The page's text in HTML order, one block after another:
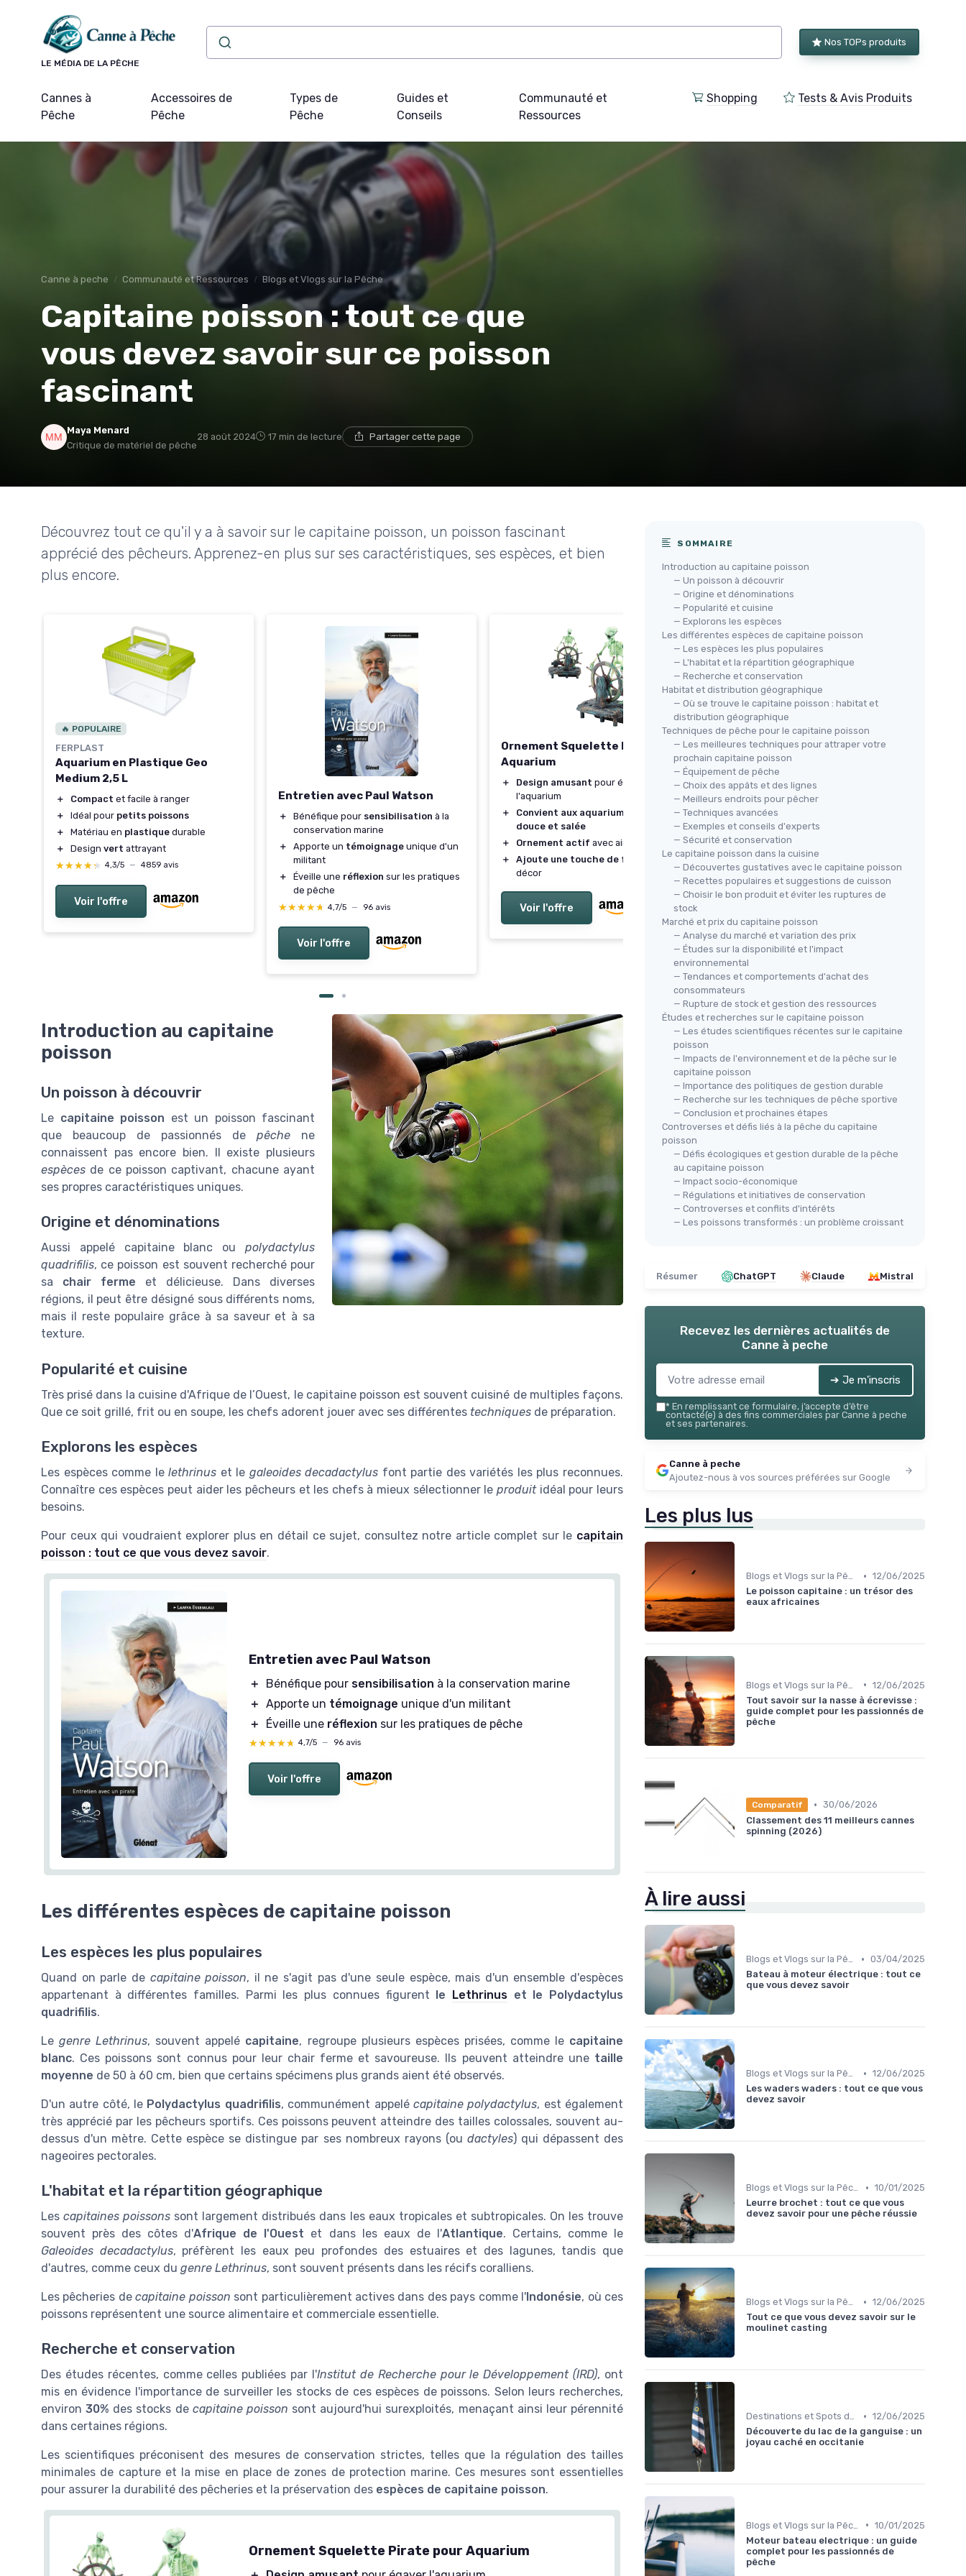
LE MÉDIA DE LA PÊCHE
Nos TOPs produits
Cannes à
Pêche
Accessoires de
Pêche
Types de
Pêche
Guides et
Conseils
Communauté et
Ressources
Shopping Tests & Avis Produits
Canne à peche Communauté et Ressources Blogs et Vlogs sur la Pêche
Capitaine poisson : tout ce que
vous devez savoir sur ce poisson
fascinant
Maya Menard
Critique de matériel de pêche
28 août 2024 17 min de lecture Partager cette page
Découvrez tout ce qu'il y a à savoir sur le capitaine poisson, un poisson fascinant
apprécié des pêcheurs. Apprenez-en plus sur ses caractéristiques, ses espèces, et bien
plus encore.
🔥 POPULAIRE
FERPLAST
Aquarium en Plastique Geo
Medium 2,5 L
＋ Compact et facile à ranger
＋
Idéal pour petits poissons
＋
Matériau en plastique durable
＋
Design vert attrayant
★★★★★
★★★★★ 4,3/5 — 4859 avis
Voir l'offre
Entretien avec Paul Watson
＋ Bénéfique pour sensibilisation à la
conservation marine
＋
Apporte un témoignage unique d'un
militant
＋
Éveille une réflexion sur les pratiques
de pêche
★★★★★
★★★★★ 4,7/5 — 96 avis
Voir l'offre
Ornement Squelette Pirate pour
Aquarium
＋ Design amusant pour égayer
l'aquarium
＋
Convient aux aquariums d'eau
douce et salée
＋
Ornement actif avec air comprimé
＋
Ajoute une touche de fantaisieau
décor
Voir l'offre
Chapeau Marin Réglable
JINGTOPS
＋ Réglablepour un ajustement parfait
＋
Inclusun télescope
＋ Idéalpour déguisements marins
＋ Parfait pour fêtes à la plage
＋ Unisexe pour homme et femme
★★★★★
★★★★★ 4,5/5
Voir l'offre
Introduction au capitaine
poisson
Un poisson à découvrir
Le capitaine poisson est un poisson fascinant
que beaucoup de passionnés de pêche ne
connaissent pas encore bien. Il existe plusieurs
espèces de ce poisson captivant, chacune ayant
ses propres caractéristiques uniques.
Origine et dénominations
Aussi appelé capitaine blanc ou polydactylus
quadrifilis, ce poisson est souvent recherché pour
sa chair ferme et délicieuse. Dans diverses
régions, il peut être désigné sous différents noms,
mais il reste populaire grâce à sa saveur et à sa
texture.
Popularité et cuisine
Très prisé dans la cuisine d'Afrique de l’Ouest, le capitaine poisson est souvent cuisiné de multiples façons.
Que ce soit grillé, frit ou en soupe, les chefs adorent jouer avec ses différentes techniques de préparation.
Explorons les espèces
Les espèces comme lelethrinus et le galeoides decadactylus font partie des variétés les plus reconnues.
Connaître ces espèces peut aider les pêcheurs et les chefs à mieux sélectionner leproduitidéal pour leurs
besoins.
Pour ceux qui voudraient explorer plus en détail ce sujet, consultez notre article complet sur le capitain
poisson : tout ce que vous devez savoir.
Entretien avec Paul Watson
＋ Bénéfique pour sensibilisation à la conservation marine
＋ Apporte un témoignage unique d'un militant
＋
Éveille une réflexion sur les pratiques de pêche
★★★★★
★★★★★ 4,7/5 — 96 avis
Voir l'offre
Les différentes espèces de capitaine poisson
Les espèces les plus populaires
Quand on parle de capitaine poisson, il ne s'agit pas d'une seule espèce, mais d'un ensemble d'espèces
appartenant à différentes familles. Parmi les plus connues figurent le Lethrinuset le Polydactylus
quadrifilis.
Legenre Lethrinus, souvent appelé capitaine, regroupe plusieurs espèces prisées, comme le capitaine
blanc. Ces poissons sont connus pour leur chair ferme et savoureuse. Ils peuvent atteindre une taille
moyenne de 50 à 60 cm, bien que certains spécimens plus grands aient été observés.
D'un autre côté, le Polydactylus quadrifilis, communément appelé capitaine polydactylus, est également
très apprécié par les pêcheurs sportifs. Ces poissons peuvent atteindre des tailles colossales, souvent au-
dessus d'un mètre. Cette espèce se distingue par ses nombreux rayons (ou dactyles) qui dépassent des
nageoires pectorales.
L'habitat et la répartition géographique
Lescapitaines poissons sont largement distribués dans les eaux tropicales et subtropicales. On les trouve
souvent près des côtes d'Afrique de l'Ouest et dans les eaux de l'Atlantique. Certains, comme le
Galeoides decadactylus, préfèrent les eaux peu profondes des estuaires et des lagunes, tandis que
d'autres, comme ceux du genre Lethrinus, sont souvent présents dans les récifs coralliens.
Les pêcheries decapitaine poisson sont particulièrement actives dans des pays comme l'Indonésie, où ces
poissons représentent une source alimentaire et commerciale essentielle.
Recherche et conservation
Des études récentes, comme celles publiées par l'Institut de Recherche pour le Développement (IRD), ont
mis en évidence l'importance de surveiller les stocks de ces espèces de poissons. Selon leurs recherches,
environ30% des stocks de capitaine poisson sont aujourd'hui surexploités, menaçant ainsi leur pérennité
dans certaines régions.
Les scientifiques préconisent des mesures de conservation strictes, telles que la régulation des tailles
minimales de capture et la mise en place de zones de protection marine. Ces mesures sont essentielles
pour assurer la durabilité des pêcheries et la préservation des espèces de capitaine poisson.
Ornement Squelette Pirate pour Aquarium
SOMMAIRE
Introduction au capitaine poisson
— Un poisson à découvrir
— Origine et dénominations
— Popularité et cuisine
— Explorons les espèces
Les différentes espèces de capitaine poisson
— Les espèces les plus populaires
— L'habitat et la répartition géographique
— Recherche et conservation
Habitat et distribution géographique
— Où se trouve le capitaine poisson : habitat et
distribution géographique
Techniques de pêche pour le capitaine poisson
— Les meilleures techniques pour attraper votre
prochain capitaine poisson
— Équipement de pêche
— Choix des appâts et des lignes
— Meilleurs endroits pour pêcher
— Techniques avancées
— Exemples et conseils d'experts
— Sécurité et conservation
Le capitaine poisson dans la cuisine
— Découvertes gustatives avec le capitaine poisson
— Recettes populaires et suggestions de cuisson
— Choisir le bon produit et éviter les ruptures de
stock
Marché et prix du capitaine poisson
— Analyse du marché et variation des prix
— Études sur la disponibilité et l'impact
environnemental
— Tendances et comportements d'achat des
consommateurs
— Rupture de stock et gestion des ressources
Études et recherches sur le capitaine poisson
— Les études scientifiques récentes sur le capitaine
poisson
— Impacts de l'environnement et de la pêche sur le
capitaine poisson
— Importance des politiques de gestion durable
— Recherche sur les techniques de pêche sportive
— Conclusion et prochaines étapes
Controverses et défis liés à la pêche du capitaine
poisson
— Défis écologiques et gestion durable de la pêche
au capitaine poisson
— Impact socio-économique
— Régulations et initiatives de conservation
— Controverses et conflits d'intérêts
— Les poissons transformés : un problème croissant
Résumer ChatGPT Claude Mistral
Recevez les dernières actualités de
Canne à peche
➔ Je m'inscris
* En remplissant ce formulaire, j’accepte d’être
contacté(e) à des fins commerciales par Canne à peche
et ses partenaires.
Canne à peche
Ajoutez-nous à vos sources préférées sur Google
Les plus lus
Blogs et Vlogs sur la Pêche • 12/06/2025
Le poisson capitaine : un trésor des
eaux africaines
• 12/06/2025
Tout savoir sur la nasse à écrevisse :
guide complet pour les passionnés de
pêche
Comparatif • 30/06/2026
Classement des 11 meilleurs cannes
spinning (2026)
À lire aussi
Blogs et Vlogs sur la Pêche • 03/04/2025
Bateau à moteur électrique : tout ce
que vous devez savoir
Blogs et Vlogs sur la Pêche • 12/06/2025
Les waders waders : tout ce que vous
devez savoir
Blogs et Vlogs sur la Pêche • 10/01/2025
Leurre brochet : tout ce que vous
devez savoir pour une pêche réussie
Blogs et Vlogs sur la Pêche • 12/06/2025
Tout ce que vous devez savoir sur le
moulinet casting
Destinations et Spots de Pêche • 12/06/2025
Découverte du lac de la ganguise : un
joyau caché en occitanie
• 10/01/2025
Moteur bateau electrique : un guide
complet pour les passionnés de
pêche